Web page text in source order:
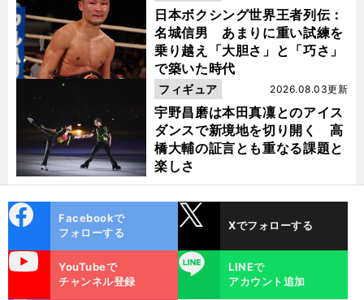
日本ボクシング世界王者列伝：
名城信男 あまりに重い試練を
乗り越え「大胆さ」と「巧さ」
で築いた時代
宇野昌磨は本田真凜とのアイス
ダンスで新境地を切り開く 高
橋大輔の証言とも重なる課題と
楽しさ
2026.08.03更新
フィギュア
ok
Facebookで
フォローする
Xでフォローする
YouTubeで
チャンネル登録
LINE
LINEで
アカウント追加